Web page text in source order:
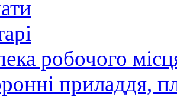
робочого
приладдя,